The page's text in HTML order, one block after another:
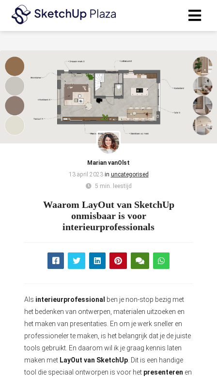
Marian vanOlst
13 april 2023 in uncategorised
5 min. leestijd
Waarom LayOut van SketchUp
onmisbaar is voor
interieurprofessionals
Als interieurprofessional ben je non-stop bezig met
het bedenken van ontwerpen, materialen uitzoeken en
het maken van presentaties. En om je werk sneller en
professioneler te maken, is het belangrijk dat je de juiste
tools gebruikt. En daarom wil ik je graag kennis laten
maken met LayOut van SketchUp. Dit is een handige
tool die speciaal ontworpen is voor het presenteren en